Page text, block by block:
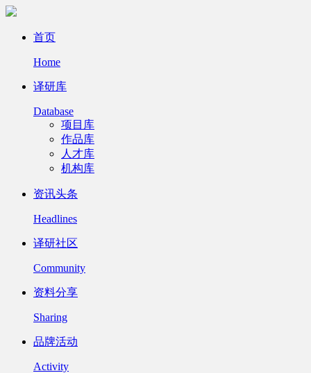
首页
Home
译研库
Database
项目库
作品库
人才库
机构库
资讯头条
Headlines
译研社区
Community
资料分享
Sharing
品牌活动
Activity